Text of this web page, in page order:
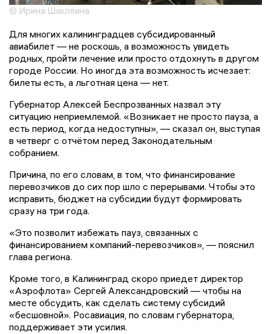
© Ирина Шаклеина
Для многих калининградцев субсидированный
авиабилет — не роскошь, а возможность увидеть
родных, пройти лечение или просто отдохнуть в другом
городе России. Но иногда эта возможность исчезает:
билеты есть, а льготная цена — нет.
Губернатор Алексей Беспрозванных назвал эту
ситуацию неприемлемой. «Возникает не просто пауза, а
есть период, когда недоступны», — сказал он, выступая
в четверг с отчётом перед Законодательным
собранием.
Причина, по его словам, в том, что финансирование
перевозчиков до сих пор шло с перерывами. Чтобы это
исправить, бюджет на субсидии будут формировать
сразу на три года.
«Это позволит избежать пауз, связанных с
финансированием компаний-перевозчиков», — пояснил
глава региона.
Кроме того, в Калининград скоро приедет директор
«Аэрофлота» Сергей Александровский — чтобы на
месте обсудить, как сделать систему субсидий
«бесшовной». Росавиация, по словам губернатора,
поддерживает эти усилия.